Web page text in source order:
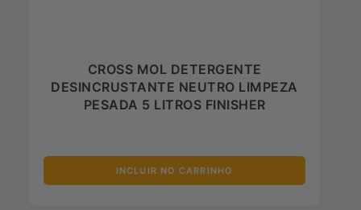
CROSS MOL DETERGENTE
DESINCRUSTANTE NEUTRO LIMPEZA
PESADA 5 LITROS FINISHER
INCLUIR NO CARRINHO